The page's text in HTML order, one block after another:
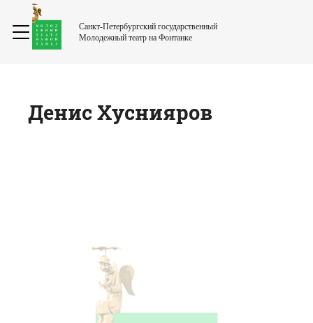
Санкт-Петербургский государственный
Молодежный театр на Фонтанке
ДенисХуснияров